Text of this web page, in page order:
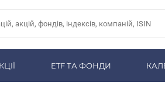
ETF ТА ФОНДИ